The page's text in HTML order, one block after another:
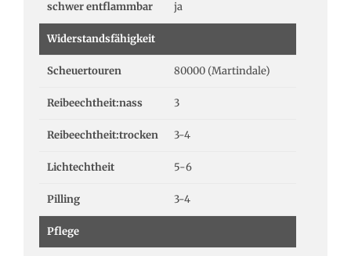
schwer entflammbar ja
Widerstandsfähigkeit
Scheuertouren 80000 (Martindale)
Reibeechtheit:nass 3
Reibeechtheit:trocken 3-4
Lichtechtheit 5-6
Pilling 3-4
Pflege